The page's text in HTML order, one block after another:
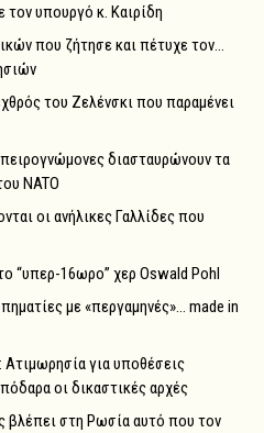
τον υπουργό κ. Καιρίδη
που ζήτησε και πέτυχε τον…
του Ζελένσκι που παραμένει
διασταυρώνουν τα
NATO
οι ανήλικες Γαλλίδες που
“υπερ-16ωρο” χερ Oswald Pohl
με «περγαμηνές»… made in
για υποθέσεις
οι δικαστικές αρχές
βλέπει στη Ρωσία αυτό που τον